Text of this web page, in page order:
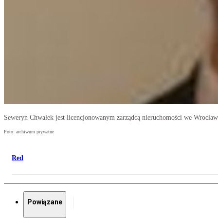
Seweryn Chwałek jest licencjonowanym zarządcą nieruchomości we
Foto: archiwum prywatne
Red
Powiązane